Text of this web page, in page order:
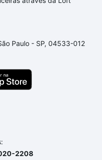
apartamento
Loft, com você
Paulo - SP, 04533-012
2208